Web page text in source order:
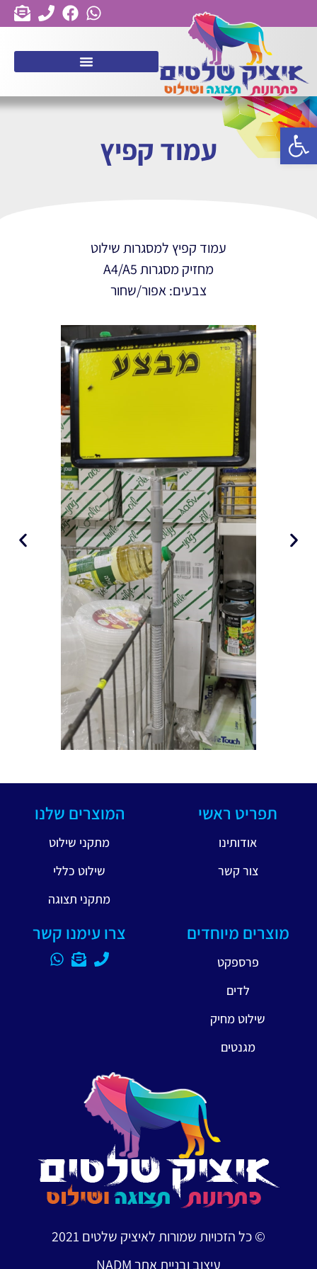
פתח סרגל נגישות עמוד קפיץ
עמוד קפיץ למסגרות שילוט
מחזיק מסגרות A4/A5
צבעים: אפור/שחור
תפריט ראשי
אודותינו
צור קשר
המוצרים שלנו
מתקני שילוט
שילוט כללי
מתקני תצוגה
מוצרים מיוחדים
פרספקט
לדים
שילוט מחיק
מגנטים
צרו עימנו קשר
עיצוב ובניית אתר NADM
© כל הזכויות שמורות לאיציק שלטים 2021